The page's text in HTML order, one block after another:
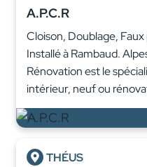
A.P.C.R
Cloison, Doublage,
Installé à Rambaud.
Rénovation est le
intérieur, neuf ou
THÉUS